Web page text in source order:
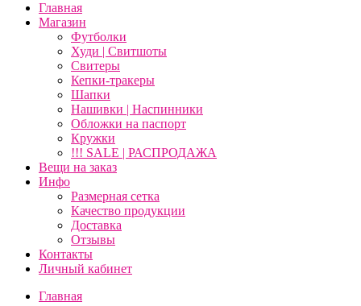
Главная
Магазин
Футболки
Худи | Свитшоты
Свитеры
Кепки-тракеры
Шапки
Нашивки | Наспинники
Обложки на паспорт
Кружки
!!! SALE | РАСПРОДАЖА
Вещи на заказ
Инфо
Размерная сетка
Качество продукции
Доставка
Отзывы
Контакты
Личный кабинет
Главная